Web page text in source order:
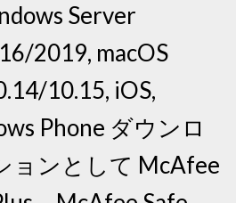
Server
2019, macOS
10.15, iOS,
Phone ダウンロ
ョンとして McAfee